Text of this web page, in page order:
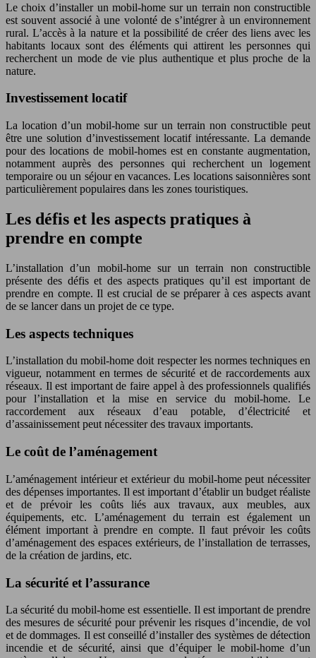
Le choix d’installer un mobil-home sur un terrain non constructible
est souvent associé à une volonté de s’intégrer à un environnement
rural. L’accès à la nature et la possibilité de créer des liens avec les
habitants locaux sont des éléments qui attirent les personnes qui
recherchent un mode de vie plus authentique et plus proche de la
nature.
Investissement locatif
La location d’un mobil-home sur un terrain non constructible peut
être une solution d’investissement locatif intéressante. La demande
pour des locations de mobil-homes est en constante augmentation,
notamment auprès des personnes qui recherchent un logement
temporaire ou un séjour en vacances. Les locations saisonnières sont
particulièrement populaires dans les zones touristiques.
Les défis et les aspects pratiques à
prendre en compte
L’installation d’un mobil-home sur un terrain non constructible
présente des défis et des aspects pratiques qu’il est important de
prendre en compte. Il est crucial de se préparer à ces aspects avant
de se lancer dans un projet de ce type.
Les aspects techniques
L’installation du mobil-home doit respecter les normes techniques en
vigueur, notamment en termes de sécurité et de raccordements aux
réseaux. Il est important de faire appel à des professionnels qualifiés
pour l’installation et la mise en service du mobil-home. Le
raccordement aux réseaux d’eau potable, d’électricité et
d’assainissement peut nécessiter des travaux importants.
Le coût de l’aménagement
L’aménagement intérieur et extérieur du mobil-home peut nécessiter
des dépenses importantes. Il est important d’établir un budget réaliste
et de prévoir les coûts liés aux travaux, aux meubles, aux
équipements, etc. L’aménagement du terrain est également un
élément important à prendre en compte. Il faut prévoir les coûts
d’aménagement des espaces extérieurs, de l’installation de terrasses,
de la création de jardins, etc.
La sécurité et l’assurance
La sécurité du mobil-home est essentielle. Il est important de prendre
des mesures de sécurité pour prévenir les risques d’incendie, de vol
et de dommages. Il est conseillé d’installer des systèmes de détection
incendie et de sécurité, ainsi que d’équiper le mobil-home d’un